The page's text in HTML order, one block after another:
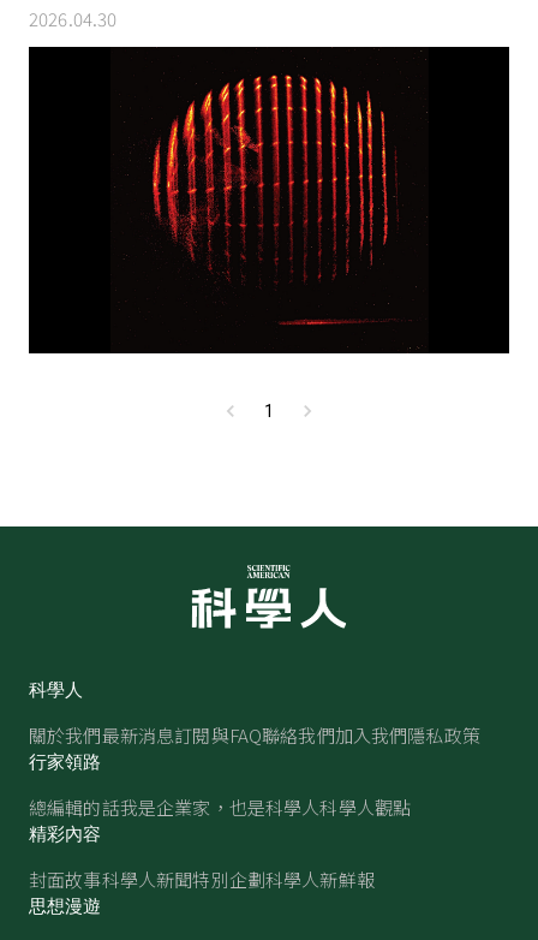
2026.04.30
1
科學人
關於我們最新消息訂閱與FAQ聯絡我們加入我們隱私政策
行家領路
總編輯的話我是企業家，也是科學人科學人觀點
精彩內容
封面故事科學人新聞特別企劃科學人新鮮報
思想漫遊